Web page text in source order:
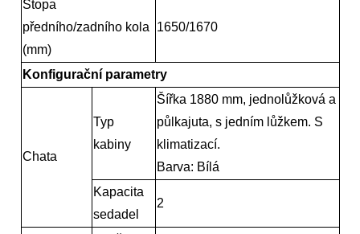
Stopa
předního/zadního kola
(mm)
1650/1670
Konfigurační parametry
Chata
Typ
kabiny
Šířka 1880 mm, jednolůžková a
půlkajuta, s jedním lůžkem. S
klimatizací.
Barva: Bílá
Kapacita
sedadel
2